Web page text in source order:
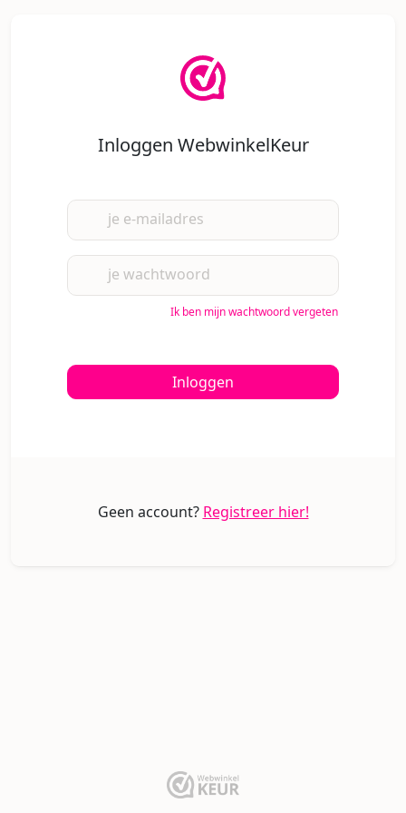
Inloggen WebwinkelKeur
je e-mailadres
je wachtwoord
Ik ben mijn wachtwoord vergeten
Inloggen
Geen account? Registreer hier!